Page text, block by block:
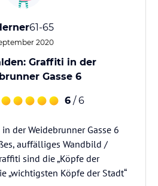
61-65
2020
Graffiti in der
Gasse 6
6 / 6
der Weidebrunner Gasse 6
auffälliges Wandbild /
sind die „Köpfe der
„wichtigsten Köpfe der Stadt“